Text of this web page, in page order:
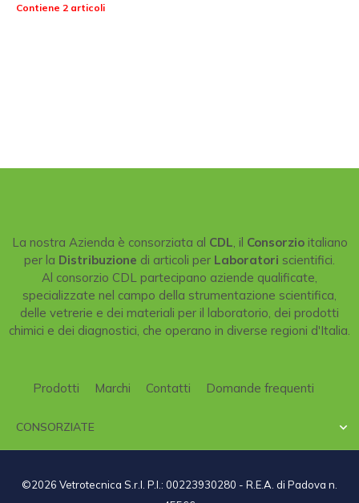
Contiene 2 articoli
La nostra Azienda è consorziata al CDL , il Consorzioitaliano
per la Distribuzione di articoli per Laboratori scientifici.
Al consorzio CDL partecipano aziende qualificate,
specializzate nel campo della strumentazione scientifica,
delle vetrerie e dei materiali per il laboratorio, dei prodotti
chimici e dei diagnostici, che operano in diverse regioni d'Italia.
Prodotti Marchi Contatti Domande frequenti
CONSORZIATE 
©2026 Vetrotecnica S.r.l. P.I.: 00223930280 - R.E.A. di Padova n.